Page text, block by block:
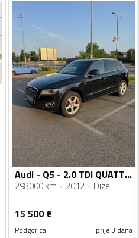
Audi - Q5 - 2.0 TDI QUATTRO
298000 km 2012 Dizel
15 500€
Podgorica prije 3 dana